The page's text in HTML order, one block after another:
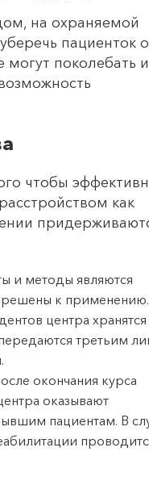
на охраняемой
пациенток
поколебать
чтобы
как
и методы являются
к применению.
центра хранятся
третьим
окончания курса
оказывают
пациентам. В